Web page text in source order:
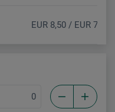
EUR 8,50 / EUR 7,08